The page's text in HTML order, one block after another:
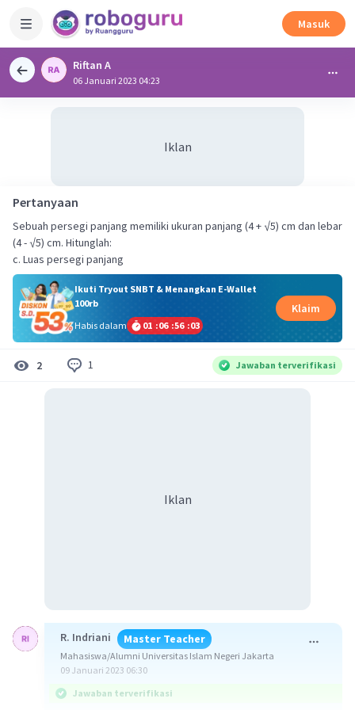
Masuk
Riftan A
06 Januari 2023 04:23
Iklan
Pertanyaan
Sebuah persegi panjang memiliki ukuran panjang (4 + √5) cm dan lebar
(4 - √5) cm. Hitunglah:
c. Luas persegi panjang
Ikuti Tryout SNBT & Menangkan E-Wallet
100rb
Habis dalam
01 :06 :56 :03
Klaim
2 1 Jawaban terverifikasi
Iklan
R. Indriani Master Teacher
Mahasiswa/Alumni Universitas Islam Negeri Jakarta
09 Januari 2023 06:30
Jawaban terverifikasi